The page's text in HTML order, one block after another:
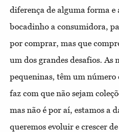
diferença de alguma forma e
bocadinho a consumidora,
por comprar, mas que
um dos grandes desafios. As
pequeninas, têm um número
faz com que não sejam
mas não é por aí, estamos a
queremos evoluir e crescer